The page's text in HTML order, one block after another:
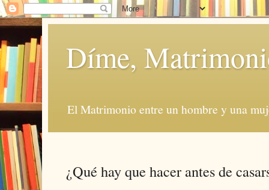
Díme,
El Matrimonio entre un hombre y una
¿Qué hay que hacer antes de